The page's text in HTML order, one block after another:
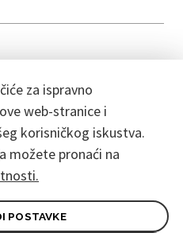
za ispravno
web-stranice i
korisničkog iskustva.
možete pronaći na
POSTAVKE